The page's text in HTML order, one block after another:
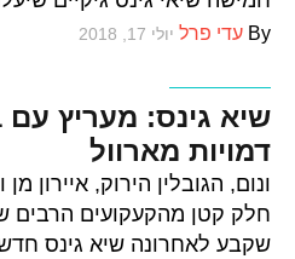
משחקים
ביקורות משחקים
ספרים וקומיקס
By עדי פרל יולי 17, 2018
דמויות מארוול
ונום, הגובלין הירוק, איירון
חלק קטן מהקעקועים הרבים
שקבע לאחרונה שיא גינס